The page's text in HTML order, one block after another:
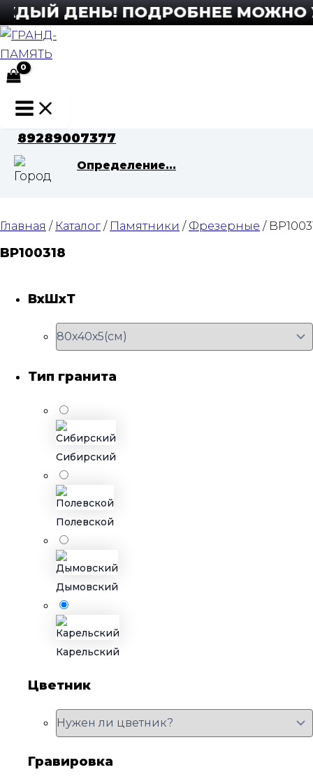
Перейти
к
содержимому
ДЕНЬ! ПОДРОБНЕЕ МОЖНО
Main
Menu
89289007377
Определение...
Главная / Каталог / Памятники / Фрезерные /
BP100318
Тип гранита
Карельский
Дымовский
Полевской
Сибирский
Цветник
Гравировка
ВхШхТ